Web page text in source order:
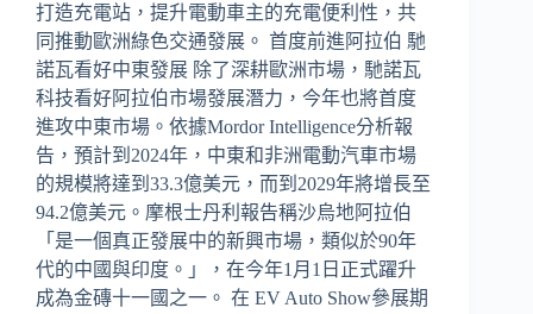
打造充電站，提升電動車主的充電便利性，共
同推動歐洲綠色交通發展。 首度前進阿拉伯 馳
諾瓦看好中東發展 除了深耕歐洲市場，馳諾瓦
科技看好阿拉伯市場發展潛力，今年也將首度
進攻中東市場。依據Mordor Intelligence分析報
告，預計到2024年，中東和非洲電動汽車市場
的規模將達到33.3億美元，而到2029年將增長至
94.2億美元。摩根士丹利報告稱沙烏地阿拉伯
「是一個真正發展中的新興市場，類似於90年
代的中國與印度。」，在今年1月1日正式躍升
成為金磚十一國之一。 在 EV Auto Show參展期